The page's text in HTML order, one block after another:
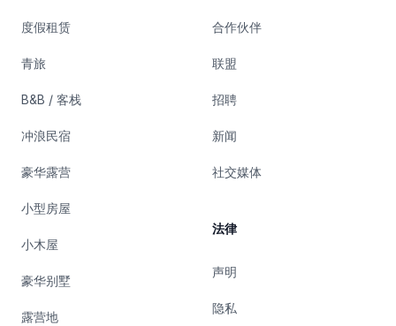
度假租赁
青旅
B&B / 客栈
冲浪民宿
豪华露营
小型房屋
小木屋
豪华别墅
露营地
合作伙伴
联盟
招聘
新闻
社交媒体
法律
声明
隐私